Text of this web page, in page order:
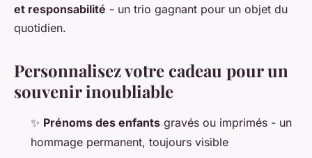
et responsabilité - un trio gagnant pour un objet du
quotidien.
Personnalisez votre cadeau pour un
souvenir inoubliable
✨ Prénoms des enfants gravés ou imprimés - un
hommage permanent, toujours visible